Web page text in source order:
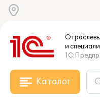
и
Каталог